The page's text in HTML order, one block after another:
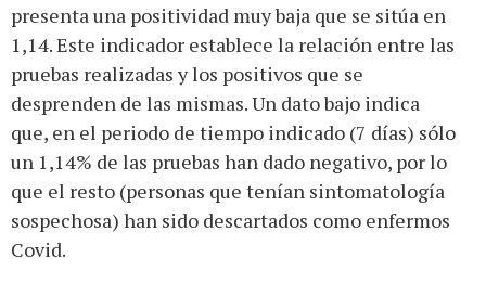
presenta una positividad muy baja que se sitúa en
1,14. Este indicador establece la relación entre las
pruebas realizadas y los positivos que se
desprenden de las mismas. Un dato bajo indica
que, en el periodo de tiempo indicado (7 días) sólo
un 1,14% de las pruebas han dado negativo, por lo
que el resto (personas que tenían sintomatología
sospechosa) han sido descartados como enfermos
Covid.